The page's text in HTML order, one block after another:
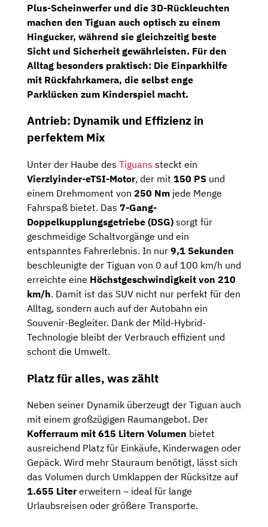
Plus-Scheinwerferund die 3D-Rückleuchten
machen den Tiguan auch optisch zu einem
Hingucker, während sie gleichzeitig beste
Sicht und Sicherheit gewährleisten. Für den
Alltag besonders praktisch: Die Einparkhilfe
mit Rückfahrkamera, die selbst enge
Parklücken zum Kinderspiel macht.
Antrieb: Dynamik und Effizienz in
perfektem Mix
Unter der Haube des Tiguans steckt ein
Vierzlyinder-eTSI-Motor, der mit 150 PS und
einem Drehmoment von 250 Nm jede Menge
Fahrspaß bietet. Das 7-Gang-
Doppelkupplungsgetriebe (DSG) sorgt für
geschmeidige Schaltvorgänge und ein
entspanntes Fahrerlebnis. In nur 9,1 Sekunden
beschleunigte der Tiguan von 0 auf 100 km/h und
erreichte eine Höchstgeschwindigkeit von 210
km/h. Damit ist das SUV nicht nur perfekt für den
Alltag, sondern auch auf der Autobahn ein
Souvenir-Begleiter. Dank der Mild-Hybrid-
Technologie bleibt der Verbrauch effizient und
schont die Umwelt.
Platz für alles, was zählt
Neben seiner Dynamik überzeugt der Tiguan auch
mit einem großzügigen Raumangebot. Der
Kofferraum mit 615 Litern Volumen bietet
ausreichend Platz für Einkäufe, Kinderwagen oder
Gepäck. Wird mehr Stauraum benötigt, lässt sich
das Volumen durch Umklappen der Rücksitze auf
1.655 Litererweitern – ideal für lange
Urlaubsreisen oder größere Transporte.